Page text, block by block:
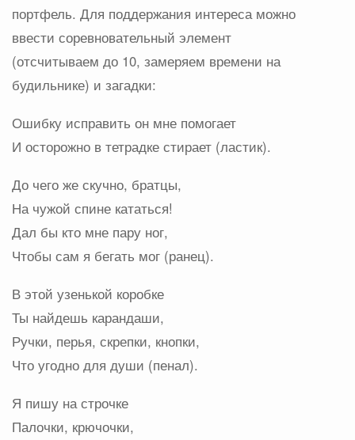
портфель. Для поддержания интереса можно
ввести соревновательный элемент
(отсчитываем до 10, замеряем времени на
будильнике) и загадки:
Ошибку исправить он мне помогает
И осторожно в тетрадке стирает (ластик).
До чего же скучно, братцы,
На чужой спине кататься!
Дал бы кто мне пару ног,
Чтобы сам я бегать мог (ранец).
В этой узенькой коробке
Ты найдешь карандаши,
Ручки, перья, скрепки, кнопки,
Что угодно для души (пенал).
Я пишу на строчке
Палочки, крючочки,